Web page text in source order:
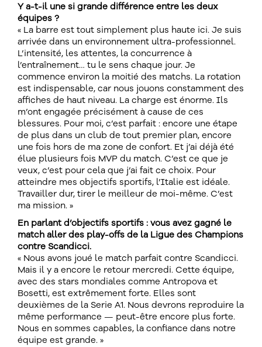
Y a-t-il une si grande différence entre les deux
équipes ?
« La barre est tout simplement plus haute ici. Je suis
arrivée dans un environnement ultra-professionnel.
L’intensité, les attentes, la concurrence à
l’entraînement… tu le sens chaque jour. Je
commence environ la moitié des matchs. La rotation
est indispensable, car nous jouons constamment des
affiches de haut niveau. La charge est énorme. Ils
m’ont engagée précisément à cause de ces
blessures. Pour moi, c’est parfait : encore une étape
de plus dans un club de tout premier plan, encore
une fois hors de ma zone de confort. Et j’ai déjà été
élue plusieurs fois MVP du match. C’est ce que je
veux, c’est pour cela que j’ai fait ce choix. Pour
atteindre mes objectifs sportifs, l’Italie est idéale.
Travailler dur, tirer le meilleur de moi-même. C’est
ma mission. »
En parlant d’objectifs sportifs : vous avez gagné le
match aller des play-offs de la Ligue des Champions
contre Scandicci.
« Nous avons joué le match parfait contre Scandicci.
Mais il y a encore le retour mercredi. Cette équipe,
avec des stars mondiales comme Antropova et
Bosetti, est extrêmement forte. Elles sont
deuxièmes de la Serie A1. Nous devrons reproduire la
même performance — peut-être encore plus forte.
Nous en sommes capables, la confiance dans notre
équipe est grande. »